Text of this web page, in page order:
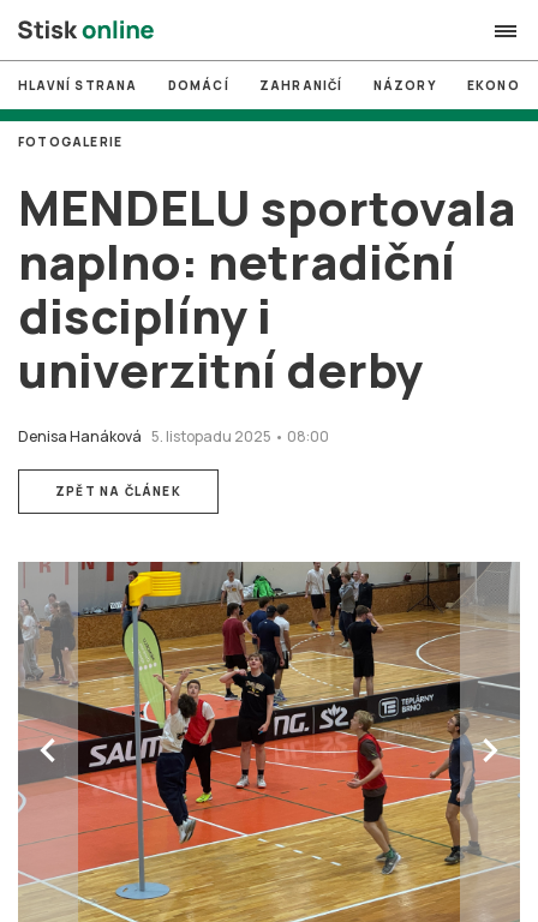
search
# MUNI
# Brno
# volby
login PŘIHLÁSIT SE
Zapomněli jste heslo?
HLAVNÍ STRANA DOMÁCÍ ZAHRANIČÍ NÁZORY
MENDELU sportovala
naplno: netradiční
disciplíny i
univerzitní derby
Denisa Hanáková 5. listopadu 2025 • 08:00
FOTOGALERIE
ZPĚT NA ČLÁNEK
chevron_left chevron_right